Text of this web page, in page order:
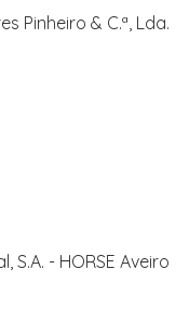
Pinheiro & C.ª, Lda.
S.A. - HORSE Aveiro